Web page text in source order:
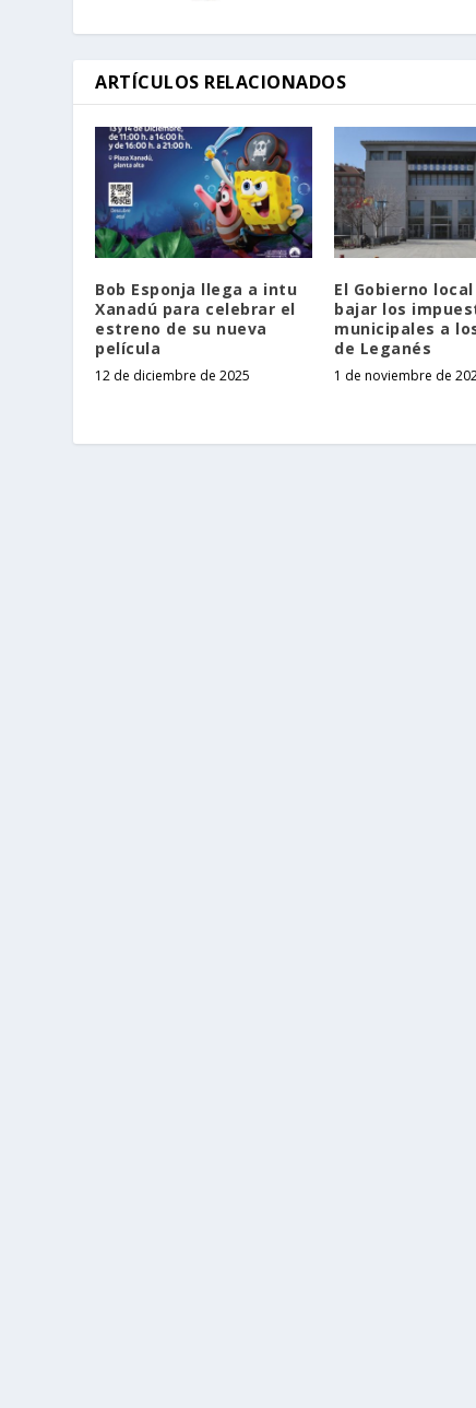
ARTÍCULOS RELACIONADOS
Bob Esponja llega a intu
Xanadú para celebrar el
estreno de su nueva
película
12 de diciembre de 2025
El Gobierno
bajar los
municipales a
de Leganés
1 de noviembre de